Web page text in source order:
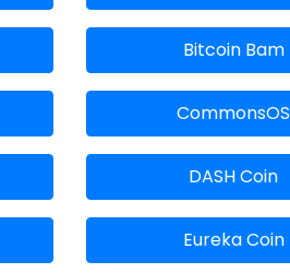
Bitcoin Bam
CommonsOS
DASH Coin
Eureka Coin